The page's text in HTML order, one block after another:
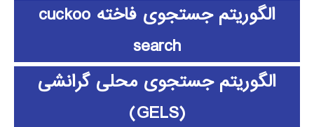
الگوریتم جستجوی فاخته cuckoo
search
الگوریتم جستجوی محلی گرانشی
(GELS)